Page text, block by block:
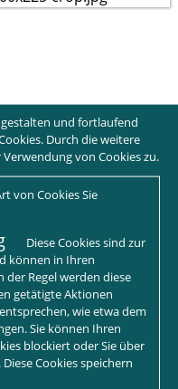
und fortlaufend
Durch die weitere
von Cookies zu.
von Cookies Sie
Diese Cookies sind zur
können in Ihren
Regel werden diese
getätigte Aktionen
wie etwa dem
Sie können Ihren
blockiert oder Sie über
Cookies speichern